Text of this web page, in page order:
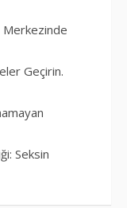
Merkezinde
Geçirin.
Seksin